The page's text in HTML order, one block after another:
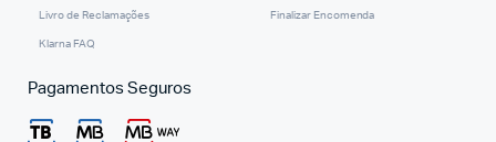
Livro de Reclamações
Klarna FAQ
Finalizar Encomenda
Pagamentos Seguros